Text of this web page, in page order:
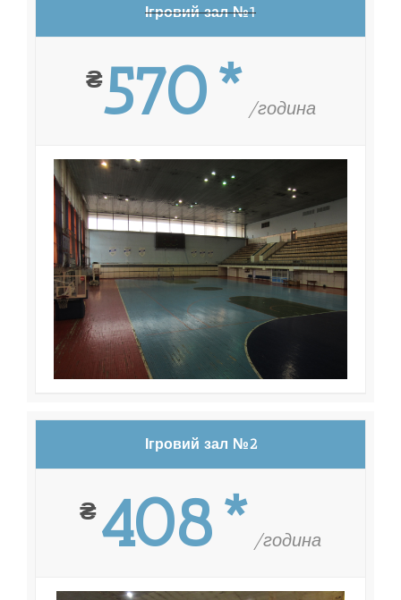
Ігровий зал №1
₴570* /година
Ігровий зал №2
₴408* /година